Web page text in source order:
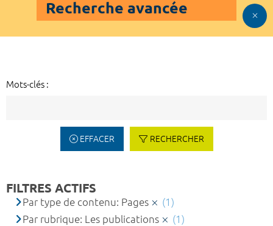
Recherche avancée
Mots-clés :
EFFACER RECHERCHER
FILTRES ACTIFS
Par type de contenu: Pages
(1)
Par rubrique: Les publications
(1)